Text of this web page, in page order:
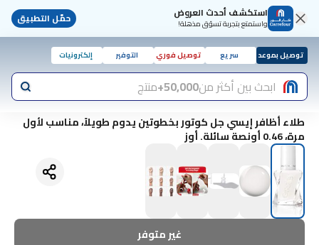
استكشف أحدث العروض
واستمتع بتجربة تسوّق مذهلة! حمّل التطبيق
توصيل بموعد سريع توصيل فوري التوفير إلكترونيات
ابحث بين أكثر من50,000+ منتج
طلاء أظافر إيسي جل كوتور بخطوتين يدوم طويلاً، مناسب لأول
مرة، 0.46 أونصة سائلة. أوز
غير متوفر